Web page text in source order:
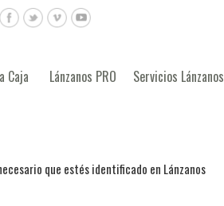
Caja Lánzanos PRO Servicios Lánzanos
que estés identificado en Lánzanos